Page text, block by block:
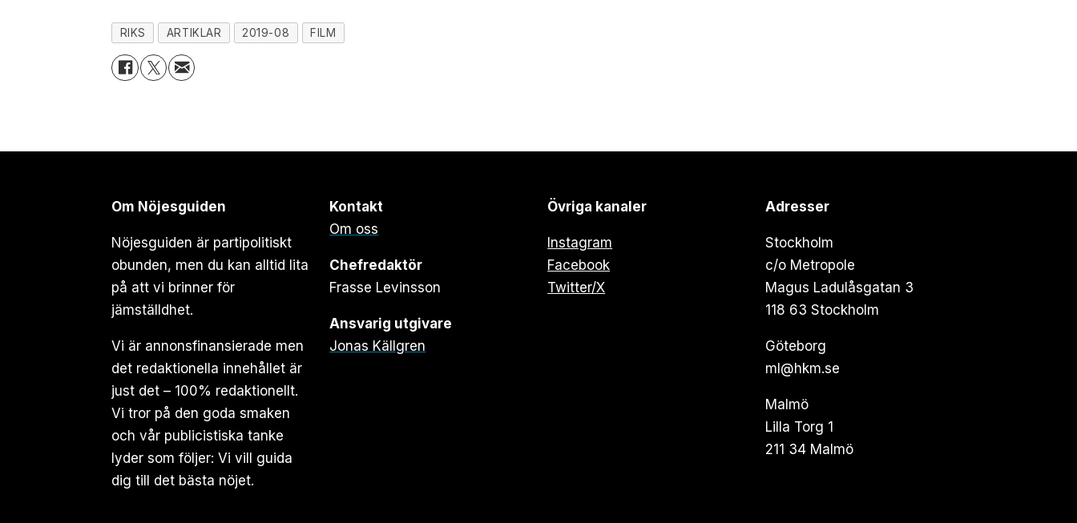
RIKS ARTIKLAR 2019-08 FILM
Om Nöjesguiden
Nöjesguiden är partipolitiskt
obunden, men du kan alltid lita
på att vi brinner för
jämställdhet.
Vi är annonsfinansierade men
det redaktionella innehållet är
just det – 100% redaktionellt.
Vi tror på den goda smaken
och vår publicistiska tanke
lyder som följer: Vi vill guida
dig till det bästa nöjet.
Kontakt
Om oss
Chefredaktör
Frasse Levinsson
Ansvarig utgivare
Jonas Källgren
Övriga kanaler
Instagram
Facebook
Twitter/X
Adresser
Stockholm
c/o Metropole
Magus Ladulåsgatan 3
118 63 Stockholm
Göteborg
ml@hkm.se
Malmö
Lilla Torg 1
211 34 Malmö